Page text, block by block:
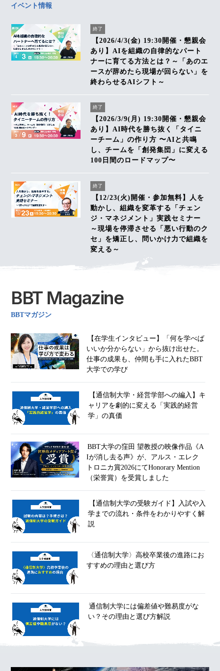
イベント情報
終了
【2026/4/3(金) 19:30開催・懇親会
あり】AIを組織の自律的なパート
ナーに育てる方法とは？～「あのエ
ースが辞めたら現場が回らない」を
終わらせるAIシフト～
終了
【2026/3/9(月) 19:30開催・懇親会
あり】AI時代を勝ち抜く「タイニ
ーチーム」の作り方 〜AIと共鳴
し、チームを「創発集団」に変える
100日間のロードマップ〜
終了
【12/23(火)開催・参加無料】人を
動かし、組織を変革する「チェン
ジ・マネジメント」実践セミナー
～現場を停滞させる「悪い行動のク
セ」を矯正し、問いかけ力で組織を
変える～
BBT Magazine
BBTマガジン
【在学生インタビュー】「何を学べば
いいか分からない」から抜け出せた。
仕事の成果も、仲間も手に入れたBBT
大学での学び
【通信制大学・経営学部への編入】キ
ャリアを劇的に変える「実践的経営
学」の真価
BBT大学の窪田 望教授の映像作品《A
Iが消し去る声》が、アルス・エレク
トロニカ賞2026にてHonorary Mention
（栄誉賞）を受賞しました
【通信制大学の受験ガイド】入試や入
学までの流れ・条件をわかりやすく解
説
〈通信制大学〉高校卒業後の進路にお
すすめの理由と選び方
通信制大学には偏差値や難易度がな
い？その理由と選び方解説